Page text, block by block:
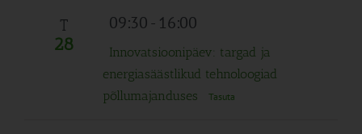
T
28
09:30- 16:00
Innovatsioonipäev: targad ja
energiasäästlikud tehnoloogiad
põllumajanduses
Tasuta